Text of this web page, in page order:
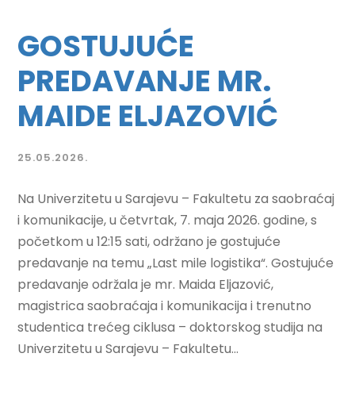
GOSTUJUĆE
PREDAVANJE MR.
MAIDE ELJAZOVIĆ
25.05.2026.
Na Univerzitetu u Sarajevu – Fakultetu za saobraćaj
i komunikacije, u četvrtak, 7. maja 2026. godine, s
početkom u 12:15 sati, održano je gostujuće
predavanje na temu „Last mile logistika“. Gostujuće
predavanje održala je mr. Maida Eljazović,
magistrica saobraćaja i komunikacija i trenutno
studentica trećeg ciklusa – doktorskog studija na
Univerzitetu u Sarajevu – Fakultetu...